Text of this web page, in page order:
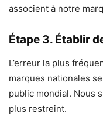
associent à notre
Étape 3. Établir
L’erreur la plus
marques nationales
public mondial. Nous
plus restreint.